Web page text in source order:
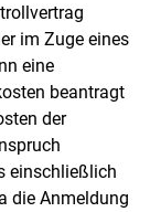
im Zuge eines
eine
beantragt
der
einschließlich
die Anmeldung